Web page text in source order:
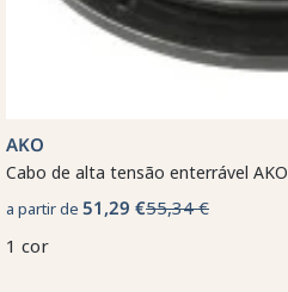
AKO
Cabo de alta tensão enterrável AKO
a partir de 51,29 €55,34 €
1 cor